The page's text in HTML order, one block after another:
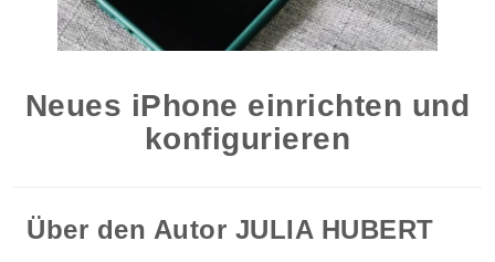
Neues iPhone einrichten und
konfigurieren
Über den Autor JULIA HUBERT